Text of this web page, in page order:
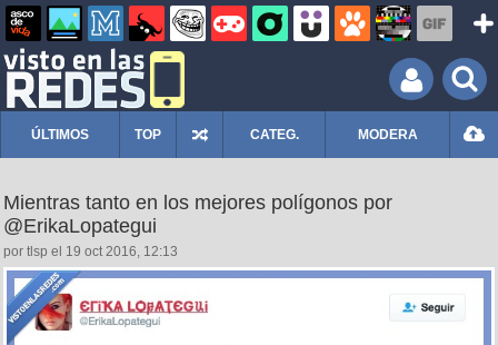
ÚLTIMOS TOP CATEG. MODERA
Mientras tanto en los mejores polígonos por
@ErikaLopategui
por tlsp el 19 oct 2016, 12:13